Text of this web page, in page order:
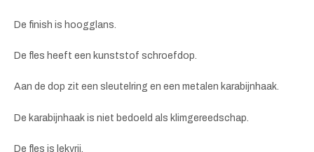
De finish is hoogglans.
De fles heeft een kunststof schroefdop.
Aan de dop zit een sleutelring en een metalen karabijnhaak.
De karabijnhaak is niet bedoeld als klimgereedschap.
De fles is lekvrij.